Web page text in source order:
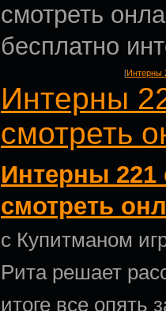
смотреть
бесплатно
[Интерны
Интерны
смотреть
Интерны 221
смотреть
с Купитманом
Рита решает
итоге все опять